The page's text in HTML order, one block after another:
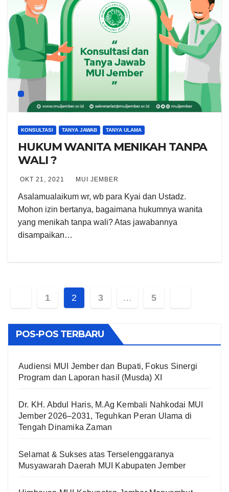
KONSULTASI TANYA JAWAB TANYA ULAMA
HUKUM WANITA MENIKAH TANPA
WALI ?
OKT 21, 2021 MUI JEMBER
Asalamualaikum wr, wb para Kyai dan Ustadz.
Mohon izin bertanya, bagaimana hukumnya wanita
yang menikah tanpa wali? Atas jawabannya
disampaikan…
Paginasi
pos
1 2 3 … 5
POS-POS TERBARU
Audiensi MUI Jember dan Bupati, Fokus Sinergi
Program dan Laporan hasil (Musda) XI
Dr. KH. Abdul Haris, M.Ag Kembali Nahkodai MUI
Jember 2026–2031, Teguhkan Peran Ulama di
Tengah Dinamika Zaman
Selamat & Sukses atas Terselenggaranya
Musyawarah Daerah MUI Kabupaten Jember